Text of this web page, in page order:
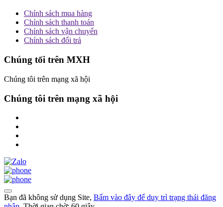
Chính sách mua hàng
Chính sách thanh toán
Chính sách vận chuyển
Chính sách đổi trả
Chúng tối trên MXH
Chúng tôi trên mạng xã hội
Chúng tôi trên mạng xã hội
Bạn đã không sử dụng Site, Bấm vào đây để duy trì trạng thái đăng